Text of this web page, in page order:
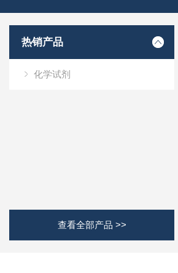
热销产品
化学试剂
查看全部产品 >>